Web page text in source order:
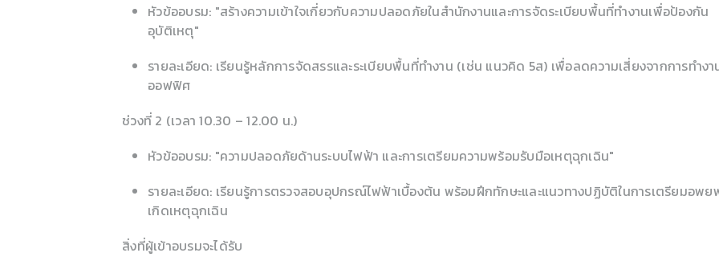
หัวข้ออบรม: "สร้างความเข้าใจเกี่ยวกับความปลอดภัยในสำนักงานและการจัดระเบียบพื้นที่ทำงานเพื่อป้องกัน
อุบัติเหตุ"
รายละเอียด: เรียนรู้หลักการจัดสรรและระเบียบพื้นที่ทำงาน (เช่น แนวคิด 5ส) เพื่อลดความเสี่ยงจากการทำงา
ออฟฟิศ
ช่วงที่ 2 (เวลา 10.30 – 12.00 น.)
หัวข้ออบรม: "ความปลอดภัยด้านระบบไฟฟ้า และการเตรียมความพร้อมรับมือเหตุฉุกเฉิน"
รายละเอียด: เรียนรู้การตรวจสอบอุปกรณ์ไฟฟ้าเบื้องต้น พร้อมฝึกทักษะและแนวทางปฏิบัติในการเตรียมอพย
เกิดเหตุฉุกเฉิน
สิ่งที่ผู้เข้าอบรมจะได้รับ